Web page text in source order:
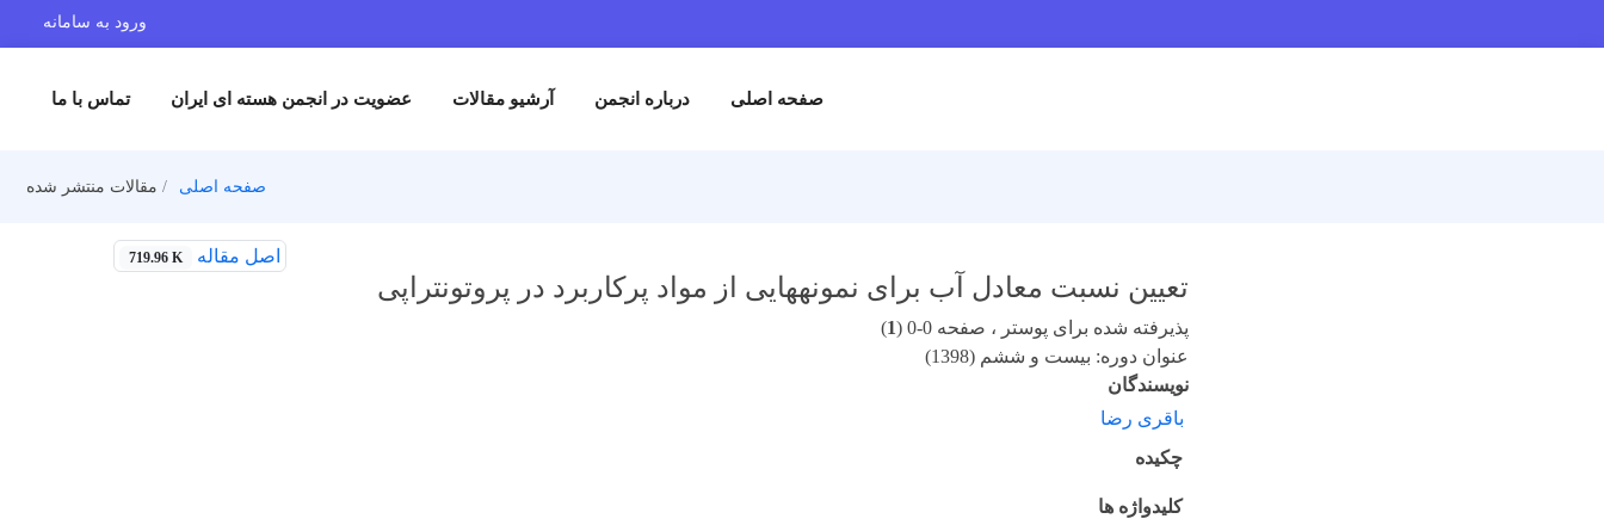
ورود به سامانه
صفحه اصلی درباره انجمن آرشیو مقالات عضویت در انجمن هسته ای ایران تماس با ما
صفحه اصلی مقالات منتشر شده
اصل مقاله 719.96 K
تعیین نسبت معادل آب برای نمونههایی از مواد پرکاربرد در پروتونتراپی
پذیرفته شده برای پوستر ، صفحه 0-0 ( 1
)
عنوان دوره: بیست و ششم (1398)
نویسندگان
باقری رضا
چکیده
کلیدواژه ها